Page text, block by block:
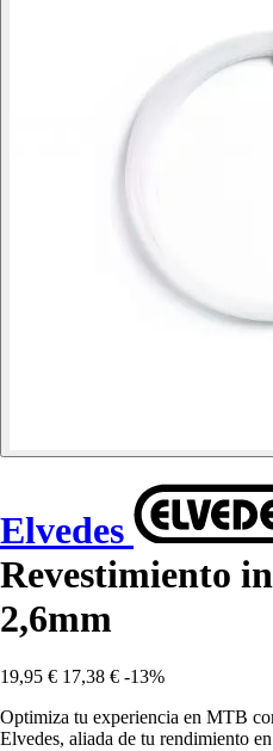
Elvedes
Revestimiento
2,6mm
19,95 € 17,38 € -13%
Optimiza tu experiencia en MTB
Elvedes, aliada de tu rendimiento